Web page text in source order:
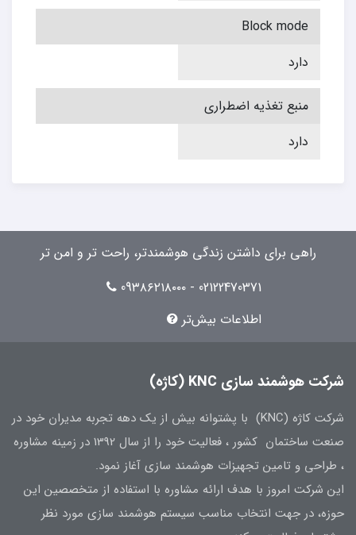
Block mode
دارد
منبع تغذیه اضطراری
دارد
راهی برای داشتن زندگی هوشمندتر، راحت تر و امن تر
02122470371 - 09۳۸۶۲۱۸۰۰۰
اطلاعات بیش‌تر
شرکت هوشمند سازی KNC (کاژه)
شرکت کاژه (KNC) با پشتوانه بیش از یک دهه تجربه مدیران خود در
صنعت ساختمان کشور ، فعالیت خود را از سال 1392 در زمینه مشاوره
، طراحی و تامین تجهیزات هوشمند سازی آغاز نمود.
این شرکت امروز با هدف ارائه مشاوره با استفاده از متخصصین این
حوزه، در جهت انتخاب مناسب سیستم هوشمند سازی مورد نظر